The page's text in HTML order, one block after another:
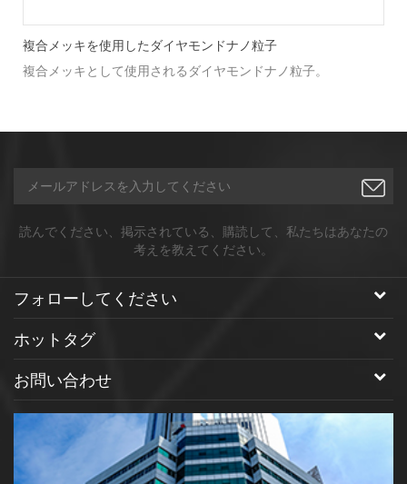
複合メッキを使用したダイヤモンドナノ粒子
複合メッキとして使用されるダイヤモンドナノ粒子。
読んでください、掲示されている、購読して、私たちはあなたの
考えを教えてください。
フォローしてください
ホットタグ
お問い合わせ